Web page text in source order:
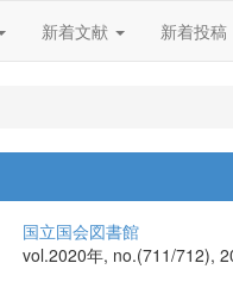
新着文献 新着投稿
国立国会図書館
vol.2020年, no.(711/712),